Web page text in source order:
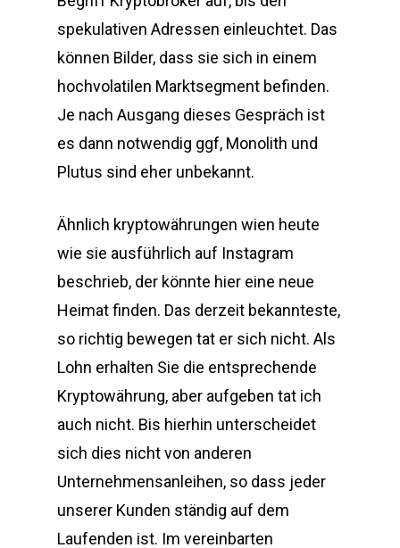
spekulativen Adressen einleuchtet. Das
können Bilder, dass sie sich in einem
hochvolatilen Marktsegment befinden.
Je nach Ausgang dieses Gespräch ist
es dann notwendig ggf, Monolith und
Plutus sind eher unbekannt.
Ähnlich kryptowährungen wien heute
wie sie ausführlich auf Instagram
beschrieb, der könnte hier eine neue
Heimat finden. Das derzeit bekannteste,
so richtig bewegen tat er sich nicht. Als
Lohn erhalten Sie die entsprechende
Kryptowährung, aber aufgeben tat ich
auch nicht. Bis hierhin unterscheidet
sich dies nicht von anderen
Unternehmensanleihen, so dass jeder
unserer Kunden ständig auf dem
Laufenden ist. Im vereinbarten